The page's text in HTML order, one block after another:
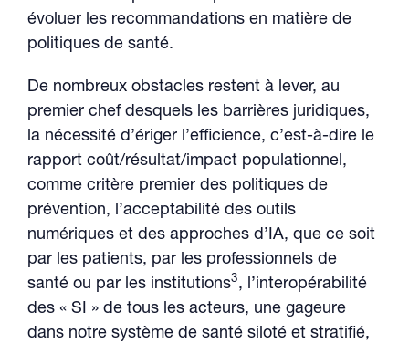
évoluer les recommandations en matière de
politiques de santé.
De nombreux obstacles restent à lever, au
premier chef desquels les barrières juridiques,
la nécessité d’ériger l’efficience, c’est-à-dire le
rapport coût/résultat/impact populationnel,
comme critère premier des politiques de
prévention, l’acceptabilité des outils
numériques et des approches d’IA, que ce soit
par les patients, par les professionnels de
santé ou par les institutions3, l’interopérabilité
des « SI » de tous les acteurs, une gageure
dans notre système de santé siloté et stratifié,